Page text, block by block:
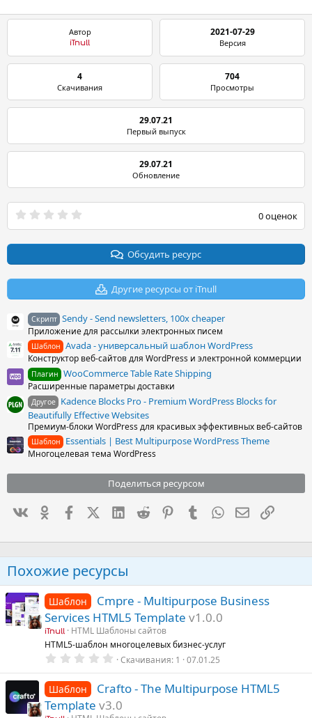
Автор
iTnull
2021-07-29
Версия
4
Скачивания
704
Просмотры
29.07.21
Первый выпуск
29.07.21
Обновление
0
0
в
з
0 оценок
Обсудить ресурс
Другие ресурсы от iTnull
Скрипт Sendy - Send newsletters, 100x cheaper
Приложение для рассылки электронных писем
Шаблон Avada - универсальный шаблон WordPress
Конструктор веб-сайтов для WordPress и электронной коммерции
Плагин WooCommerce Table Rate Shipping
Расширенные параметры доставки
Другое Kadence Blocks Pro - Premium WordPress Blocks for
Beautifully Effective Websites
Премиум-блоки WordPress для красивых эффективных веб-сайтов
Шаблон Essentials | Best Multipurpose WordPress Theme
Многоцелевая тема WordPress
Поделиться ресурсом
ВконтактеОдноклассники
FacebookX (Twitter)LinkedIn
Reddit PinterestTumblrWhatsAppСсылка
Похожие ресурсы
Шаблон
Cmpre - Multipurpose Business
Services HTML5 Template v1.0.0
iTnull
HTML Шаблоны сайтов
HTML5-шаблон многоцелевых бизнес-услуг
0
0
0
з
в
ё
Скачивания 1 07.01.25
Шаблон
Crafto - The Multipurpose HTML5
Template v3.0